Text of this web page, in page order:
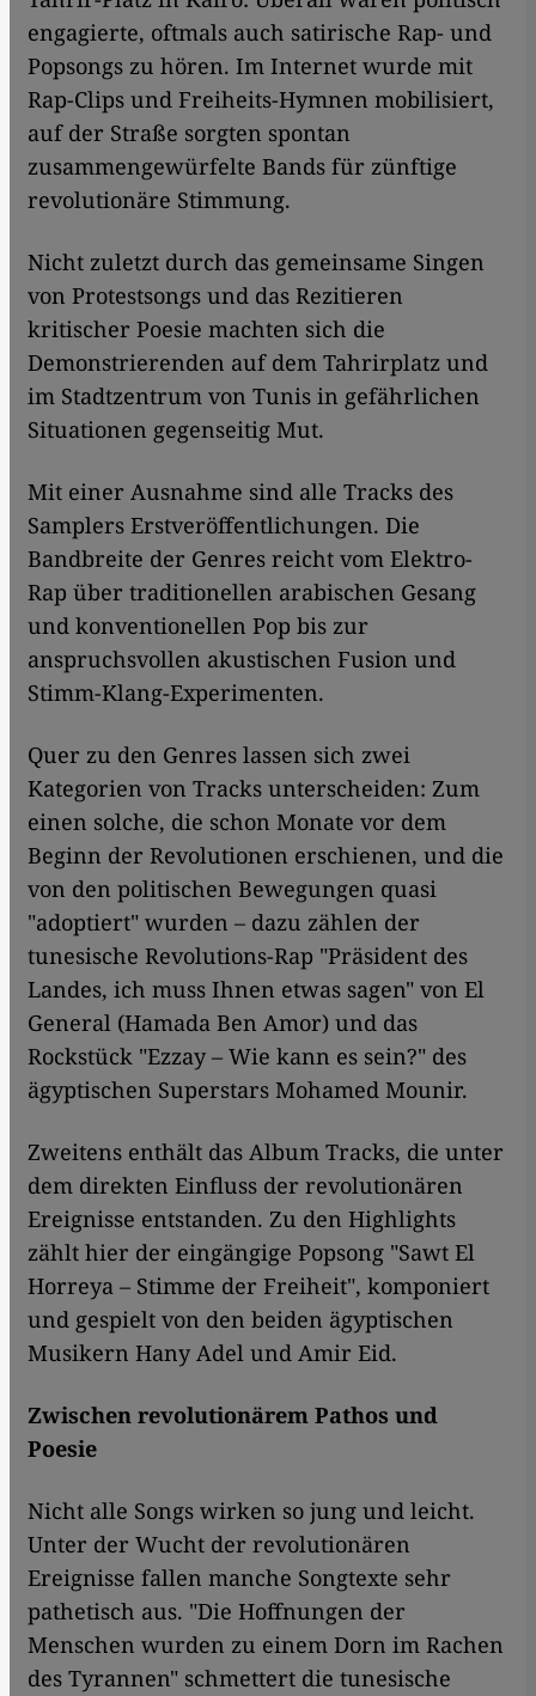
engagierte, oftmals auch satirische Rap- und
Popsongs zu hören. Im Internet wurde mit
Rap-Clips und Freiheits-Hymnen mobilisiert,
auf der Straße sorgten spontan
zusammengewürfelte Bands für zünftige
revolutionäre Stimmung.
Nicht zuletzt durch das gemeinsame Singen
von Protestsongs und das Rezitieren
kritischer Poesie machten sich die
Demonstrierenden auf dem Tahrirplatz und
im Stadtzentrum von Tunis in gefährlichen
Situationen gegenseitig Mut.
​​Mit einer Ausnahme sind alle Tracks des
Samplers Erstveröffentlichungen. Die
Bandbreite der Genres reicht vom Elektro-
Rap über traditionellen arabischen Gesang
und konventionellen Pop bis zur
anspruchsvollen akustischen Fusion und
Stimm-Klang-Experimenten.
Quer zu den Genres lassen sich zwei
Kategorien von Tracks unterscheiden: Zum
einen solche, die schon Monate vor dem
Beginn der Revolutionen erschienen, und die
von den politischen Bewegungen quasi
"adoptiert" wurden – dazu zählen der
tunesische Revolutions-Rap "Präsident des
Landes, ich muss Ihnen etwas sagen" von El
General (Hamada Ben Amor) und das
Rockstück "Ezzay – Wie kann es sein?" des
ägyptischen Superstars Mohamed Mounir.
Zweitens enthält das Album Tracks, die unter
dem direkten Einfluss der revolutionären
Ereignisse entstanden. Zu den Highlights
zählt hier der eingängige Popsong "Sawt El
Horreya – Stimme der Freiheit", komponiert
und gespielt von den beiden ägyptischen
Musikern Hany Adel und Amir Eid.
Zwischen revolutionärem Pathos und
Poesie
Nicht alle Songs wirken so jung und leicht.
Unter der Wucht der revolutionären
Ereignisse fallen manche Songtexte sehr
pathetisch aus. "Die Hoffnungen der
Menschen wurden zu einem Dorn im Rachen
des Tyrannen" schmettert die tunesische